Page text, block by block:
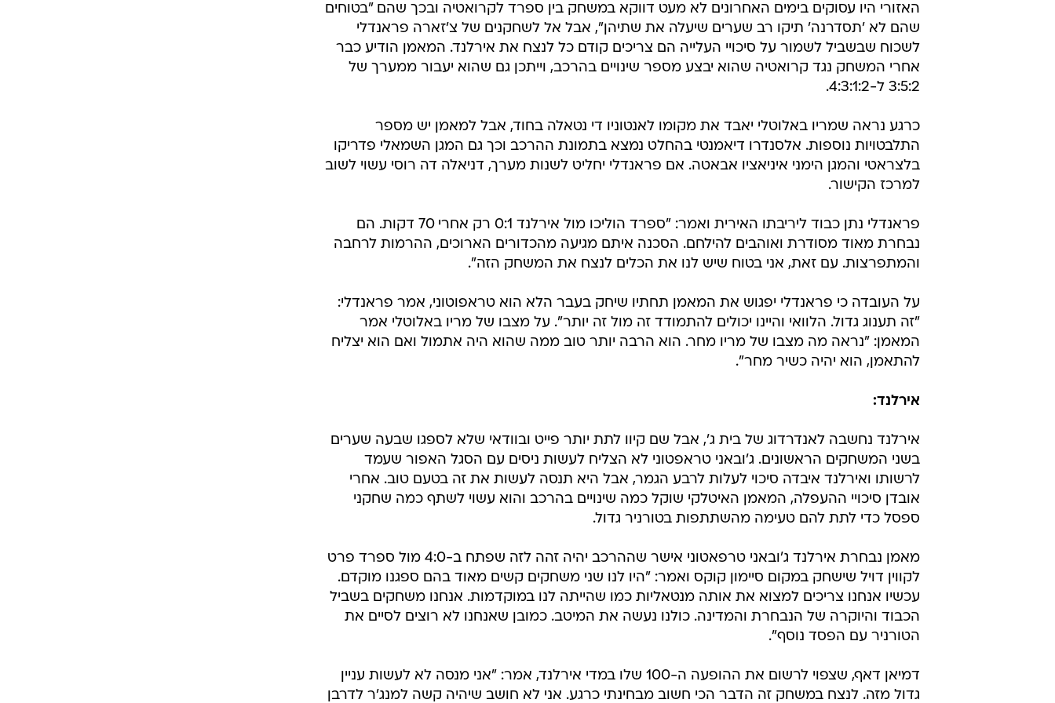
האזורי היו עסוקים בימים האחרונים לא מעט דווקא במשחק בין ספרד לקרואטיה ובכך שהם "בטוחים
שהם לא 'תסדרנה' תיקו רב שערים שיעלה את שתיהן", אבל אל לשחקנים של צ'זארה פראנדלי
לשכוח שבשביל לשמור על סיכויי העלייה הם צריכים קודם כל לנצח את אירלנד. המאמן הודיע כבר
אחרי המשחק נגד קרואטיה שהוא יבצע מספר שינויים בהרכב, וייתכן גם שהוא יעבור ממערך של
3:5:2 ל-4:3:1:2.
כרגע נראה שמריו באלוטלי יאבד את מקומו לאנטוניו די נטאלה בחוד, אבל למאמן יש מספר
התלבטויות נוספות. אלסנדרו דיאמנטי בהחלט נמצא בתמונת ההרכב וכך גם המגן השמאלי פדריקו
בלצראטי והמגן הימני איניאציו אבאטה. אם פראנדלי יחליט לשנות מערך, דניאלה דה רוסי עשוי לשוב
למרכז הקישור.
פראנדלי נתן כבוד ליריבתו האירית ואמר: "ספרד הוליכו מול אירלנד 0:1 רק אחרי 70 דקות. הם
נבחרת מאוד מסודרת ואוהבים להילחם. הסכנה איתם מגיעה מהכדורים הארוכים, ההרמות לרחבה
והמתפרצות. עם זאת, אני בטוח שיש לנו את הכלים לנצח את המשחק הזה".
על העובדה כי פראנדלי יפגוש את המאמן תחתיו שיחק בעבר הלא הוא טראפוטוני, אמר פראנדלי:
"זה תענוג גדול. הלוואי והיינו יכולים להתמודד זה מול זה יותר". על מצבו של מריו באלוטלי אמר
המאמן: "נראה מה מצבו של מריו מחר. הוא הרבה יותר טוב ממה שהוא היה אתמול ואם הוא יצליח
להתאמן, הוא יהיה כשיר מחר".
אירלנד:
אירלנד נחשבה לאנדרדוג של בית ג', אבל שם קיוו לתת יותר פייט ובוודאי שלא לספגו שבעה שערים
בשני המשחקים הראשונים. ג'ובאני טראפטוני לא הצליח לעשות ניסים עם הסגל האפור שעמד
לרשותו ואירלנד איבדה סיכוי לעלות לרבע הגמר, אבל היא תנסה לעשות את זה בטעם טוב. אחרי
אובדן סיכויי ההעפלה, המאמן האיטלקי שוקל כמה שינויים בהרכב והוא עשוי לשתף כמה שחקני
ספסל כדי לתת להם טעימה מהשתתפות בטורניר גדול.
מאמן נבחרת אירלנד ג'ובאני טרפאטוני אישר שההרכב יהיה זהה לזה שפתח ב-4:0 מול ספרד פרט
לקווין דויל שישחק במקום סיימון קוקס ואמר: "היו לנו שני משחקים קשים מאוד בהם ספגנו מוקדם.
עכשיו אנחנו צריכים למצוא את אותה מנטאליות כמו שהייתה לנו במוקדמות. אנחנו משחקים בשביל
הכבוד והיוקרה של הנבחרת והמדינה. כולנו נעשה את המיטב. כמובן שאנחנו לא רוצים לסיים את
הטורניר עם הפסד נוסף".
דמיאן דאף, שצפוי לרשום את ההופעה ה-100 שלו במדי אירלנד, אמר: "אני מנסה לא לעשות עניין
גדול מזה. לנצח במשחק זה הדבר הכי חשוב מבחינתי כרגע. אני לא חושב שיהיה קשה למנג'ר לדרבן